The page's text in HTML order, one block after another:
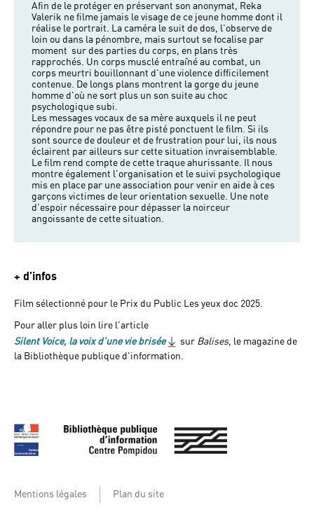
Afin de le protéger en préservant son anonymat, Reka
Valerik ne filme jamais le visage de ce jeune homme dont il
réalise le portrait. La caméra le suit de dos, l'observe de
loin ou dans la pénombre, mais surtout se focalise par
moment sur des parties du corps, en plans très
rapprochés. Un corps musclé entraîné au combat, un
corps meurtri bouillonnant d'une violence difficilement
contenue. De longs plans montrent la gorge du jeune
homme d'où ne sort plus un son suite au choc
psychologique subi.
Les messages vocaux de sa mère auxquels il ne peut
répondre pour ne pas être pisté ponctuent le film. Si ils
sont source de douleur et de frustration pour lui, ils nous
éclairent par ailleurs sur cette situation invraisemblable.
Le film rend compte de cette traque ahurissante. Il nous
montre également l'organisation et le suivi psychologique
mis en place par une association pour venir en aide à ces
garçons victimes de leur orientation sexuelle. Une note
d’espoir nécessaire pour dépasser la noirceur
angoissante de cette situation.
+ d'infos
Film sélectionné pour le Prix du Public Les yeux doc 2025.
Pour aller plus loin lire l'article
Silent Voice, la voix d’une vie brisée
sur Balises, le magazine de
la Bibliothèque publique d'information.
Mentions légales Plan du site